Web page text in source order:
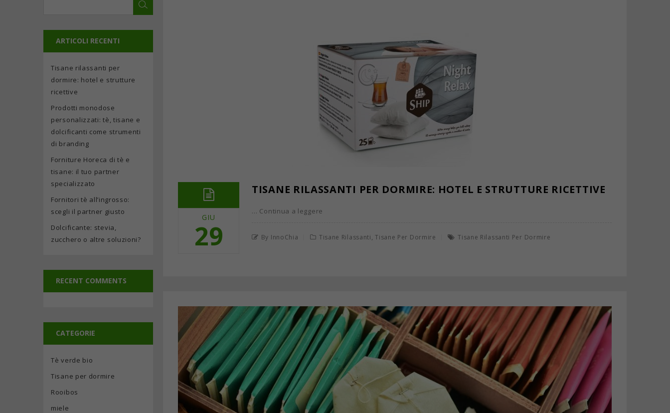
GIU
29
TISANE RILASSANTI PER DORMIRE: HOTEL E STRUTTURE RICETTIVE
… Continua a leggere
By InnoChia Tisane Rilassanti,Tisane Per Dormire Tisane Rilassanti Per Dormire
ARTICOLI RECENTI
Tisane rilassanti per
dormire: hotel e strutture
ricettive
Prodotti monodose
personalizzati: tè, tisane e
dolcificanti come strumenti
di branding
Forniture Horeca di tè e
tisane: il tuo partner
specializzato
Fornitori tè all’ingrosso:
scegli il partner giusto
Dolcificante: stevia,
zucchero o altre soluzioni?
RECENT COMMENTS
CATEGORIE
Tè verde bio
Tisane per dormire
Rooibos
miele